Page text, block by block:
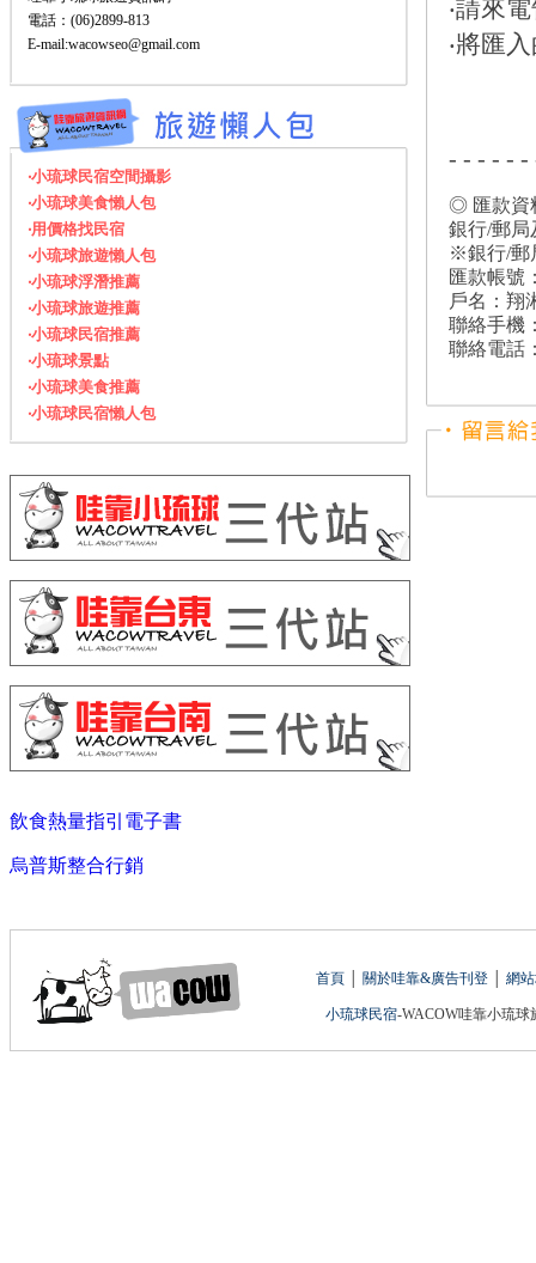
電話：(06)2899-813
E-mail:wacowseo@gmail.com
‧小琉球民宿空間攝影
‧小琉球美食懶人包
‧用價格找民宿
‧小琉球旅遊懶人包
‧小琉球浮潛推薦
‧小琉球旅遊推薦
‧小琉球民宿推薦
‧小琉球景點
‧小琉球美食推薦
‧小琉球民宿懶人包
飲食熱量指引電子書
烏普斯整合行銷
‧請來
‧將匯
- - - - - -
◎ 匯款
銀行/郵局
※銀行/郵
匯款帳號
戶名：翔
聯絡手機
聯絡電話
首頁 關於哇靠&廣告刊登 網
小琉球民宿-WACOW哇靠小琉球